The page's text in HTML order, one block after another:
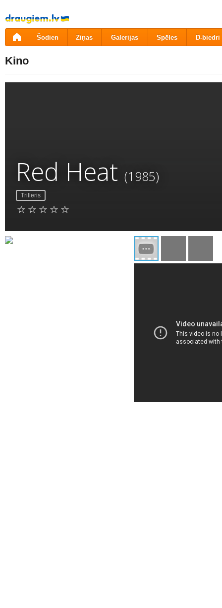
Pāriet
uz
saturu
Šodien Ziņas Galerijas Spēles D-biedri
Kino
Red Heat (1985)
Trilleris